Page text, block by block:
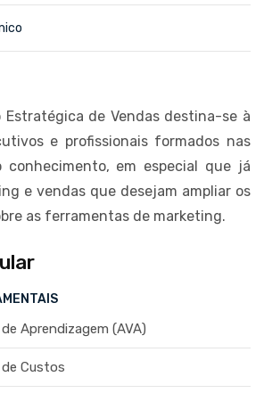
Estratégica de Vendas destina-se à
e profissionais formados nas
conhecimento, em especial que já
e vendas que desejam ampliar os
as ferramentas de marketing.
Aprendizagem (AVA)
de Custos